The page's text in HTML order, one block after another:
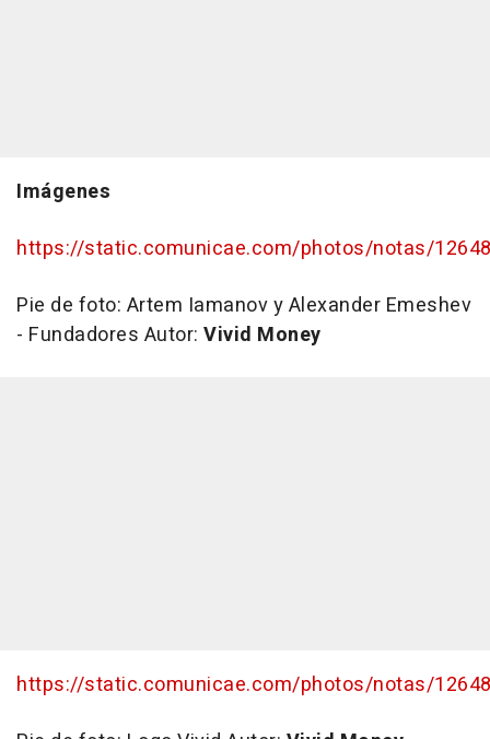
Imágenes
https://static.comunicae.com/photos/notas/
Pie de foto: Artem Iamanov y Alexander Emeshev
- Fundadores Autor: Vivid Money
https://static.comunicae.com/photos/notas/